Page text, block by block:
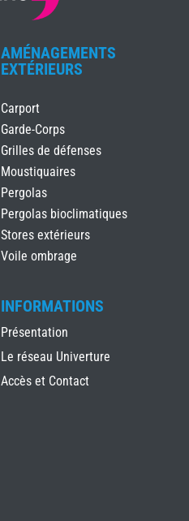
AMÉNAGEMENTS
EXTÉRIEURS
Carport
Garde-Corps
Grilles de défenses
Moustiquaires
Pergolas
Pergolas bioclimatiques
Stores extérieurs
Voile ombrage
INFORMATIONS
Présentation
Le réseau Univerture
Accès et Contact